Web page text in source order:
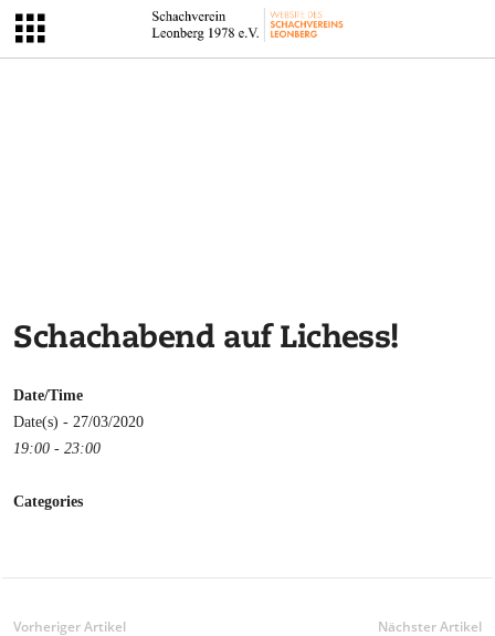
Schachabend auf Lichess!
Date/Time
Date(s) - 27/03/2020
19:00 - 23:00
Categories
Vorheriger Artikel Nächster Artikel